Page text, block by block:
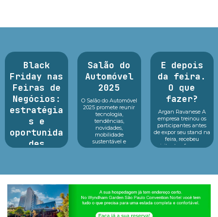
Black
Friday nas
Feiras de
Negócios:
estratégia
s e
oportunida
des
potencializar vendas,
fortalecer parcerias e
atrair novos clientes
em um dos períodos...
Salão do
Automóvel
2025
O Salão do Automóvel
2025 promete reunir
tecnologia,
tendências,
novidades,
mobilidade
sustentável e
inovação em um só
E depois
da feira.
O que
fazer?
Argan Ravanese A
empresa treinou os
participantes antes
de expor seu stand na
feira, recebeu
visitantes, fez o seu